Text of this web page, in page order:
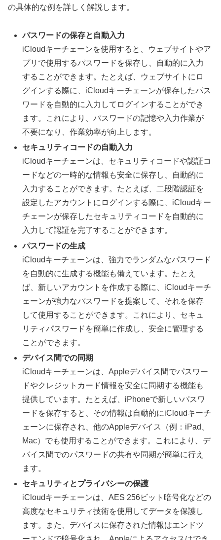
の具体的な例を詳しく解説します。
パスワードの保存と自動入力
iCloudキーチェーンを使用すると、ウェブサイトやア
プリで使用するパスワードを保存し、自動的に入力
することができます。たとえば、ウェブサイトにロ
グインする際に、iCloudキーチェーンが保存したパス
ワードを自動的に入力してログインすることができ
ます。これにより、パスワードの記憶や入力作業が
不要になり、作業効率が向上します。
セキュリティコードの自動入力
iCloudキーチェーンは、セキュリティコードや認証コ
ードなどの一時的な情報も安全に保存し、自動的に
入力することができます。たとえば、二段階認証を
設定したアカウントにログインする際に、iCloudキー
チェーンが保存したセキュリティコードを自動的に
入力して認証を完了することができます。
パスワードの生成
iCloudキーチェーンは、強力でランダムなパスワード
を自動的に生成する機能も備えています。たとえ
ば、新しいアカウントを作成する際に、iCloudキーチ
ェーンが強力なパスワードを提案して、それを保存
して使用することができます。これにより、セキュ
リティパスワードを簡単に作成し、安全に管理する
ことができます。
デバイス間での同期
iCloudキーチェーンは、Appleデバイス間でパスワー
ドやクレジットカード情報を安全に同期する機能も
提供しています。たとえば、iPhoneで新しいパスワ
ードを保存すると、その情報は自動的にiCloudキーチ
ェーンに保存され、他のAppleデバイス（例：iPad、
Mac）でも使用することができます。これにより、デ
バイス間でのパスワードの共有や同期が簡単に行え
ます。
セキュリティとプライバシーの保護
iCloudキーチェーンは、AES 256ビット暗号化などの
高度なセキュリティ技術を使用してデータを保護し
ます。また、デバイスに保存された情報はエンドツ